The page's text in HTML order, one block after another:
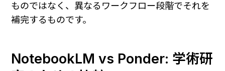
ものではなく、異なるワークフロー段階でそれを
補完するものです。
NotebookLM vs Ponder: 学術研